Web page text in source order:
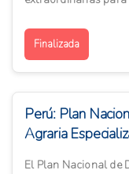
Finalizada
Perú: Plan
Agraria
El Plan Nacional de